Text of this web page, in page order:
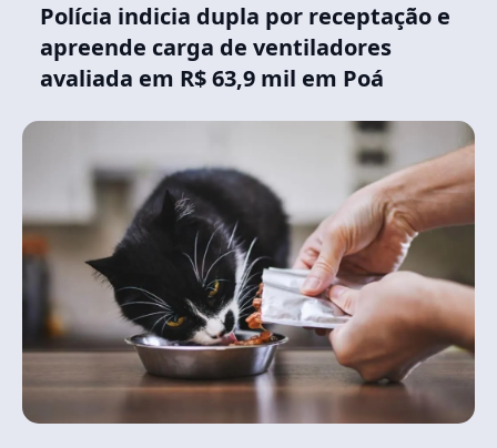
Polícia indicia dupla por receptação e
apreende carga de ventiladores
avaliada em R$ 63,9 mil em Poá